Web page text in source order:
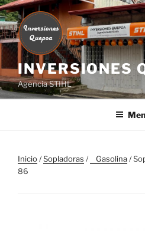
Skip
to
content
INVERSIONES
Agencia STIHL
Inicio/Sopladoras / ⠀Gasolina/
86